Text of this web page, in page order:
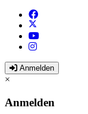
Anmelden
×
Anmelden